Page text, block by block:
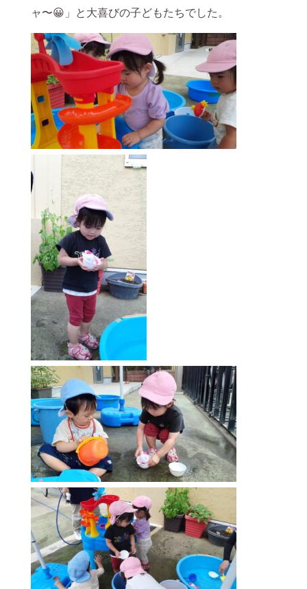
ャ〜😀」と大喜びの子どもたちでした。